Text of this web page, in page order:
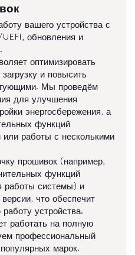
вашего устройства с
обновления и
оптимизировать
и повысить
Мы проведём
для улучшения
энергосбережения, а
функций
или работы с несколькими
прошивок (например,
функций
работы системы) и
что обеспечит
устройства.
работать на полную
профессиональный
марок.